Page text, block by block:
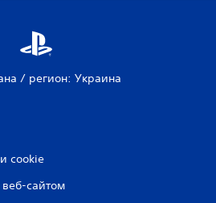
/ регион: Украина
cookie
сайтом